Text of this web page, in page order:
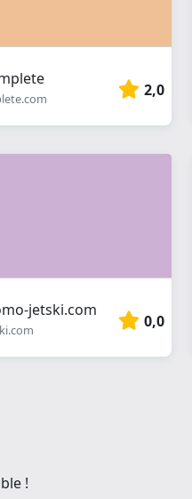
2,0
jetski.com
0,0
!